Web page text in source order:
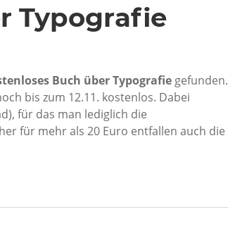
Typografie
Buch über Typografie gefunden.
bis zum 12.11. kostenlos. Dabei
für das man lediglich die
für mehr als 20 Euro entfallen auch die